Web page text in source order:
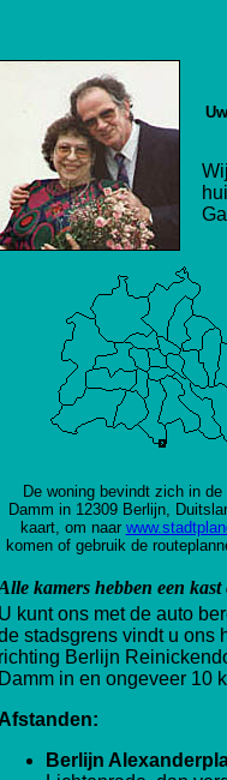
De woning bevindt zich in de
Damm in 12309 Berlijn,
kaart, om naar
komen of gebruik de
kamers hebben een
U kunt ons met de auto
stadsgrens vindt u ons
richting Berlijn
Damm in en ongeveer 10
Berlijn